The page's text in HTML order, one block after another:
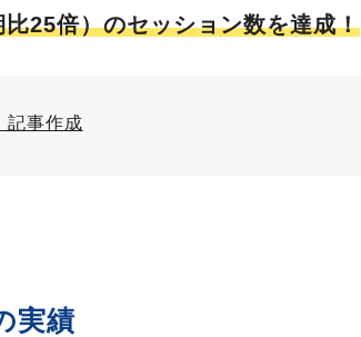
25倍）のセッション数を達成！
記事作成
実績